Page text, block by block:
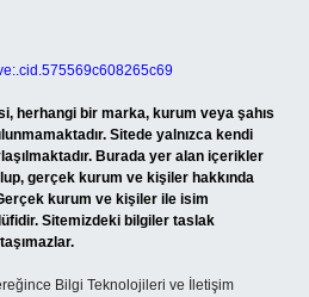
herhangi bir marka, kurum veya şahıs
Sitede yalnızca kendi
Burada yer alan içerikler
gerçek kurum ve kişiler hakkında
kurum ve kişiler ile isim
Sitemizdeki bilgiler taslak
Bilgi Teknolojileri ve İletişim